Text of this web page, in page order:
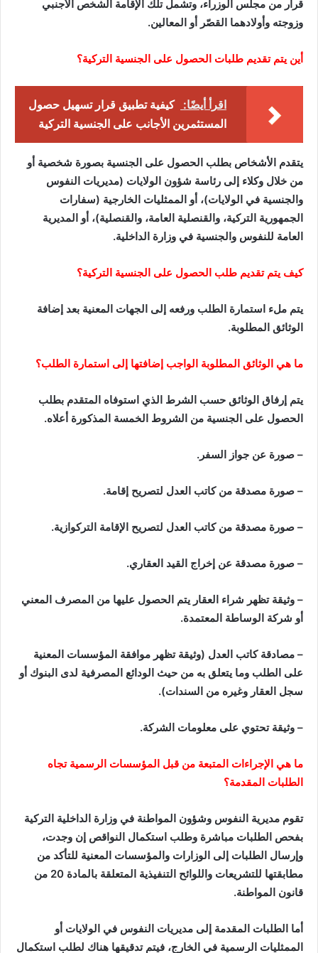
قرار من مجلس الوزراء، وتشمل تلك الإقامة الشخص الأجنبي
وزوجته وأولادهما القصّر أو المعالين.
أين يتم تقديم طلبات الحصول على الجنسية التركية؟
اقرأ أيضًا:
كيفية تطبيق قرار تسهيل حصول
المستثمرين الأجانب على الجنسية التركية
يتقدم الأشخاص بطلب الحصول على الجنسية بصورة شخصية أو
من خلال وكلاء إلى رئاسة شؤون الولايات (مديريات النفوس
والجنسية في الولايات)، أو الممثليات الخارجية (سفارات
الجمهورية التركية، والقنصلية العامة، والقنصلية)، أو المديرية
العامة للنفوس والجنسية في وزارة الداخلية.
كيف يتم تقديم طلب الحصول على الجنسية التركية؟
يتم ملء استمارة الطلب ورفعه إلى الجهات المعنية بعد إضافة
الوثائق المطلوبة.
ما هي الوثائق المطلوبة الواجب إضافتها إلى استمارة الطلب؟
يتم إرفاق الوثائق حسب الشرط الذي استوفاه المتقدم بطلب
الحصول على الجنسية من الشروط الخمسة المذكورة أعلاه.
– صورة عن جواز السفر.
– صورة مصدقة من كاتب العدل لتصريح إقامة.
– صورة مصدقة من كاتب العدل لتصريح الإقامة التركوازية.
– صورة مصدقة عن إخراج القيد العقاري.
– وثيقة تظهر شراء العقار يتم الحصول عليها من المصرف المعني
أو شركة الوساطة المعتمدة.
– مصادقة كاتب العدل (وثيقة تظهر موافقة المؤسسات المعنية
على الطلب وما يتعلق به من حيث الودائع المصرفية لدى البنوك أو
سجل العقار وغيره من السندات).
– وثيقة تحتوي على معلومات الشركة.
ما هي الإجراءات المتبعة من قبل المؤسسات الرسمية تجاه
الطلبات المقدمة؟
تقوم مديرية النفوس وشؤون المواطنة في وزارة الداخلية التركية
بفحص الطلبات مباشرة وطلب استكمال النواقص إن وجدت،
وإرسال الطلبات إلى الوزارات والمؤسسات المعنية للتأكد من
مطابقتها للتشريعات واللوائح التنفيذية المتعلقة بالمادة 20 من
قانون المواطنة.
أما الطلبات المقدمة إلى مديريات النفوس في الولايات أو
الممثليات الرسمية في الخارج، فيتم تدقيقها هناك لطلب استكمال